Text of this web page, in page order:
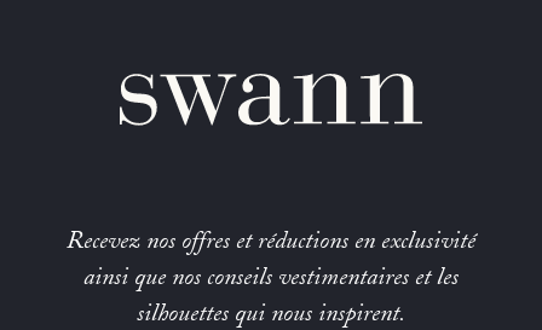
Recevez nos offres et réductions en exclusivité
ainsi que nos conseils vestimentaires et les
silhouettes qui nous inspirent.